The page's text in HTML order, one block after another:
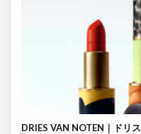
DRIES VAN NOTEN｜ドリ